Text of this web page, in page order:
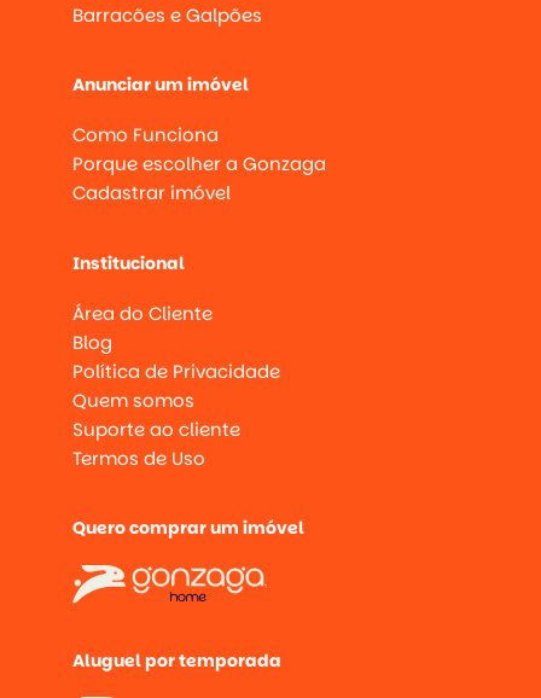
Barracões e Galpões
Anunciar um imóvel
Como Funciona
Porque escolher a Gonzaga
Cadastrar imóvel
Institucional
Área do Cliente
Blog
Política de Privacidade
Quem somos
Suporte ao cliente
Termos de Uso
Quero comprar um imóvel
Aluguel por temporada